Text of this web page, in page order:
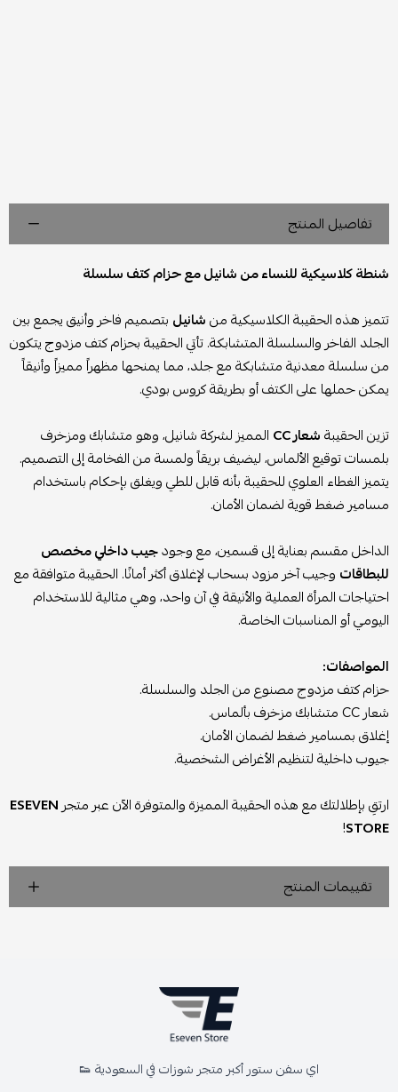
تفاصيل المنتج
شنطة كلاسيكية للنساء من شانيل مع حزام كتف سلسلة
تتميز هذه الحقيبة الكلاسيكية منشانيل بتصميم فاخر وأنيق يجمع بين
الجلد الفاخر والسلسلة المتشابكة. تأتي الحقيبة بحزام كتف مزدوج يتكون
من سلسلة معدنية متشابكة مع جلد، مما يمنحها مظهراً مميزاً وأنيقاً
يمكن حملها على الكتف أو بطريقة كروس بودي.
تزين الحقيبةشعار CC
المميز لشركة شانيل، وهو متشابك ومزخرف
بلمسات توقيع الألماس، ليضيف بريقاً ولمسة من الفخامة إلى التصميم.
يتميز الغطاء العلوي للحقيبة بأنه قابل للطي ويغلق بإحكام باستخدام
مسامير ضغط قوية لضمان الأمان.
الداخل مقسم بعناية إلى قسمين، مع وجودجيب داخلي مخصص
للبطاقات وجيب آخر مزود بسحاب لإغلاق أكثر أمانًا. الحقيبة متوافقة مع
احتياجات المرأة العملية والأنيقة في آن واحد، وهي مثالية للاستخدام
اليومي أو المناسبات الخاصة.
المواصفات:
حزام كتف مزدوج مصنوع من الجلد والسلسلة.
شعار CC متشابك مزخرف بألماس.
إغلاق بمسامير ضغط لضمان الأمان.
جيوب داخلية لتنظيم الأغراض الشخصية.
ارتقِ بإطلالتك مع هذه الحقيبة المميزة والمتوفرة الآن عبر متجرESEVEN
STORE
!
تقييمات المنتج
اي سفن ستور أكبر متجر شوزات في السعودية 👟